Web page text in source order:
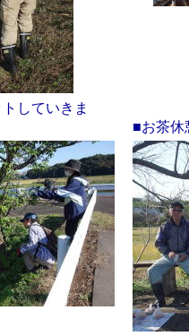
していきま
■お茶休